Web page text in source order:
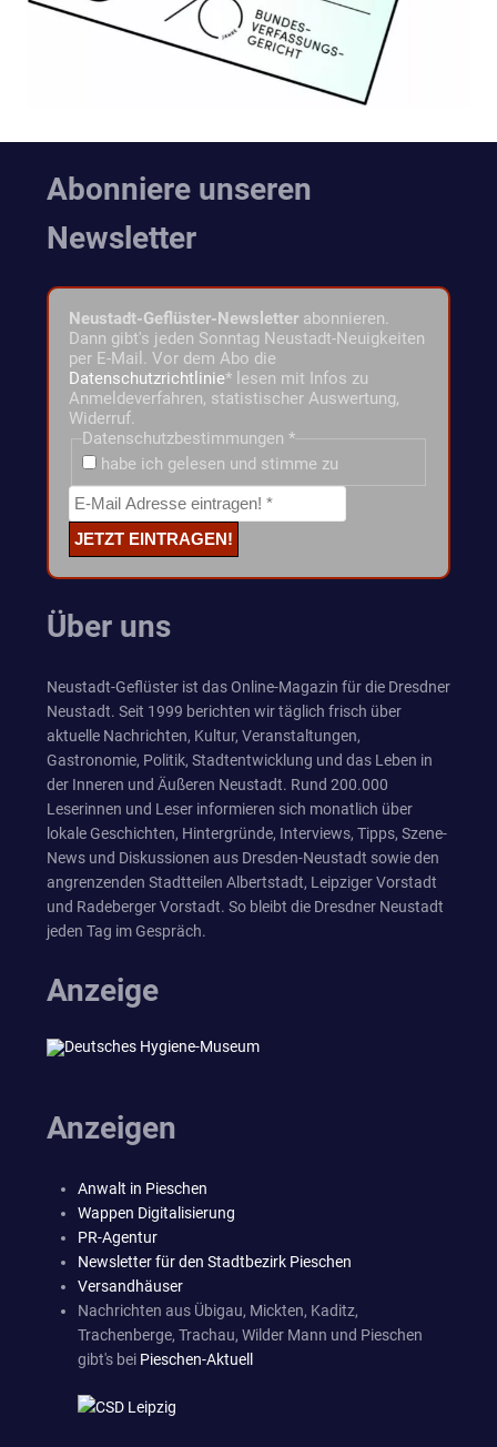
Abonniere unseren
Newsletter
Neustadt-Geflüster-Newsletter abonnieren.
Dann gibt's jeden Sonntag Neustadt-Neuigkeiten
per E-Mail. Vor dem Abo die
Datenschutzrichtlinie* lesen mit Infos zu
Anmeldeverfahren, statistischer Auswertung,
Widerruf.
Datenschutzbestimmungen *
habe ich gelesen und stimme zu
Über uns
Neustadt-Geflüster ist das Online-Magazin für die Dresdner
Neustadt. Seit 1999 berichten wir täglich frisch über
aktuelle Nachrichten, Kultur, Veranstaltungen,
Gastronomie, Politik, Stadtentwicklung und das Leben in
der Inneren und Äußeren Neustadt. Rund 200.000
Leserinnen und Leser informieren sich monatlich über
lokale Geschichten, Hintergründe, Interviews, Tipps, Szene-
News und Diskussionen aus Dresden-Neustadt sowie den
angrenzenden Stadtteilen Albertstadt, Leipziger Vorstadt
und Radeberger Vorstadt. So bleibt die Dresdner Neustadt
jeden Tag im Gespräch.
Anzeige
Anzeigen
Anwalt in Pieschen
Wappen Digitalisierung
PR-Agentur
Newsletter für den Stadtbezirk Pieschen
Versandhäuser
Nachrichten aus Übigau, Mickten, Kaditz,
Trachenberge, Trachau, Wilder Mann und Pieschen
gibt's bei Pieschen-Aktuell